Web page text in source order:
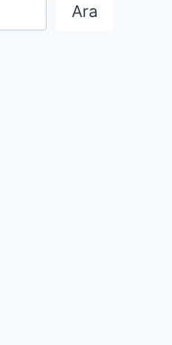
Ara